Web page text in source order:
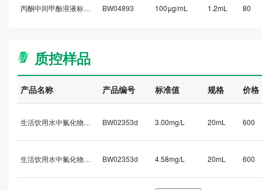
丙酮中间甲酚溶液标准物质 BW04893 100μg/mL 1.2mL 80
质控样品
产品名称 产品编号 标准值 规格 价格
生活饮用水中氟化物标样/以F-计 BW02353d 3.00mg/L 20mL 600
生活饮用水中氟化物标样/以F-计 BW02353d 4.58mg/L 20mL 600